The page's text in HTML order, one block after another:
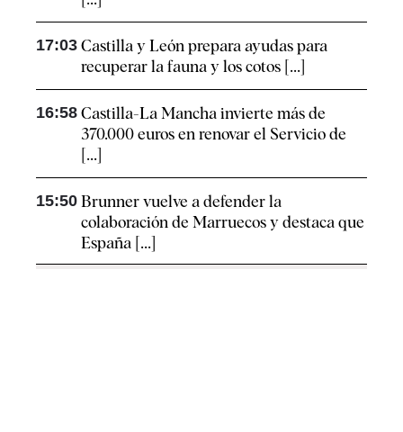
17:03 Castilla y León prepara ayudas para
recuperar la fauna y los cotos [...]
16:58 Castilla-La Mancha invierte más de
370.000 euros en renovar el Servicio de
[...]
15:50 Brunner vuelve a defender la
colaboración de Marruecos y destaca que
España [...]